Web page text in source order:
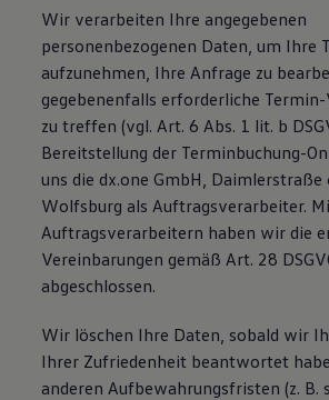
Wir verarbeiten Ihre angegebenen
personenbezogenen Daten, um Ihre
aufzunehmen, Ihre Anfrage zu
gegebenenfalls erforderliche
zu treffen (vgl. Art. 6 Abs. 1 lit. b
Bereitstellung der Terminbuchung-
uns die dx.one GmbH,
Wolfsburg als Auftragsverarbeiter.
Auftragsverarbeitern haben wir die
Vereinbarungen gemäß Art. 28
abgeschlossen.
Wir löschen Ihre Daten, sobald wir
Ihrer Zufriedenheit beantwortet
anderen Aufbewahrungsfristen (z. B.